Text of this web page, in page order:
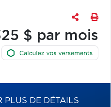
$ par mois
PLUS DE DÉTAILS